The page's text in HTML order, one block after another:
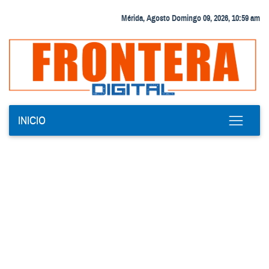
Mérida, Agosto Domingo 09, 2026, 10:59 am
INICIO